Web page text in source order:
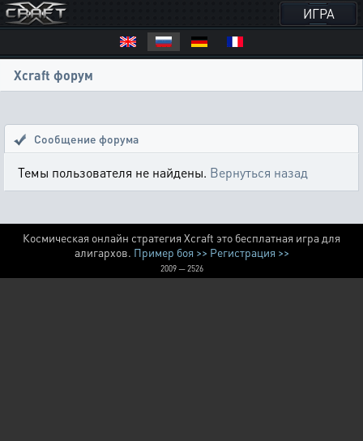
ИГРА
Xcraft форум
Сообщение форума
Темы пользователя не найдены. Вернуться назад
Космическая онлайн стратегия Xcraft это бесплатная игра для
алигархов. Пример боя >> Регистрация >>
2009 — 2526